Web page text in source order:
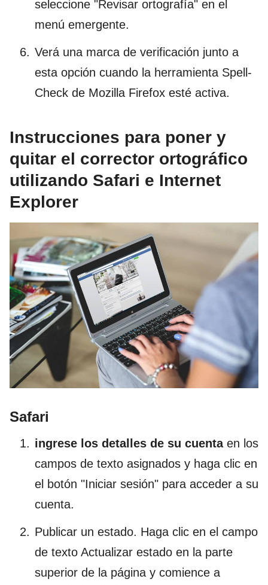
seleccione "Revisar ortografía" en el
menú emergente.
Verá una marca de verificación junto a
esta opción cuando la herramienta Spell-
Check de Mozilla Firefox esté activa.
Instrucciones para poner y
quitar el corrector ortográfico
utilizando Safari e Internet
Explorer
Safari
ingrese los detalles de su cuentaen los
campos de texto asignados y haga clic en
el botón "Iniciar sesión" para acceder a su
cuenta.
Publicar un estado. Haga clic en el campo
de texto Actualizar estado en la parte
superior de la página y comience a